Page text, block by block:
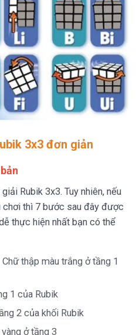
3x3 đơn giản
Rubik 3x3. Tuy nhiên, nếu
thì 7 bước sau đây được
thực hiện nhất bạn có thể
thập màu trắng ở tầng 1
1 của Rubik
2 của khối Rubik
ở tầng 3